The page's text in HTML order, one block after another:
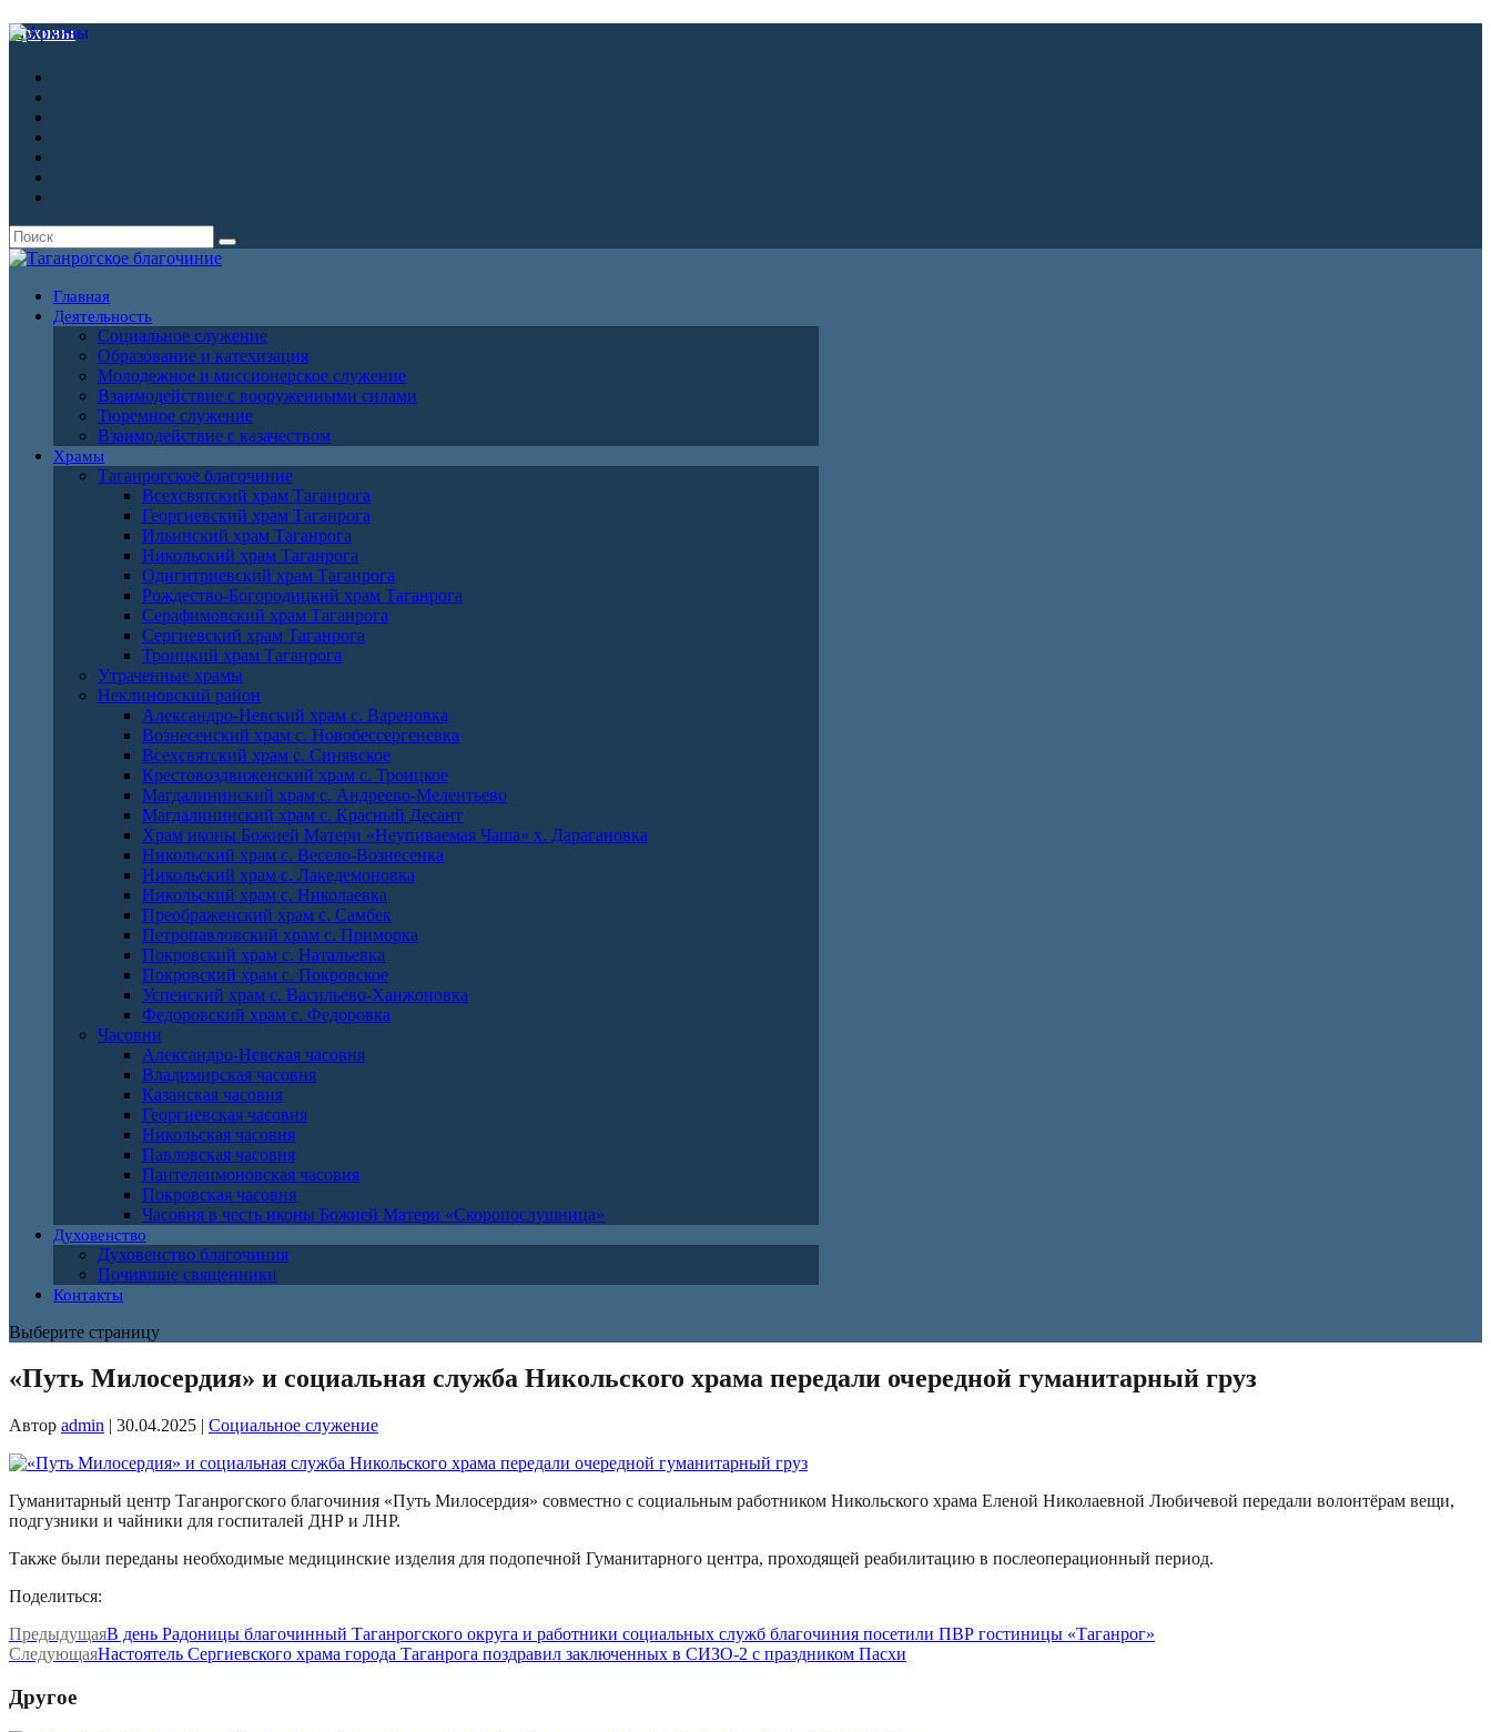
Архивы
Главная
Деятельность
Социальное служение
Образование и катехизация
Молодежное и миссионерское служение
Взаимодействие с вооруженными силами
Тюремное служение
Взаимодействие с казачеством
Храмы
Таганрогское благочиние
Всехсвятский храм Таганрога
Георгиевский храм Таганрога
Ильинский храм Таганрога
Никольский храм Таганрога
Одигитриевский храм Таганрога
Рождество-Богородицкий храм Таганрога
Серафимовский храм Таганрога
Сергиевский храм Таганрога
Троицкий храм Таганрога
Утраченные храмы
Неклиновский район
Александро-Невский храм с. Вареновка
Вознесенский храм с. Новобессергеневка
Всехсвятский храм с. Синявское
Крестовоздвиженский храм с. Троицкое
Магдалининский храм с. Андреево-Мелентьево
Магдалининский храм с. Красный Десант
Храм иконы Божией Матери «Неупиваемая Чаша» х. Дарагановка
Никольский храм с. Весело-Вознесенка
Никольский храм с. Лакедемоновка
Никольский храм с. Николаевка
Преображенский храм с. Самбек
Петропавловский храм с. Приморка
Покровский храм с. Натальевка
Покровский храм с. Покровское
Успенский храм с. Васильево-Ханжоновка
Федоровский храм с. Федоровка
Часовни
Александро-Невская часовня
Владимирская часовня
Казанская часовня
Георгиевская часовня
Никольская часовня
Павловская часовня
Пантелеимоновская часовня
Покровская часовня
Часовня в честь иконы Божией Матери «Скоропослушница»
Духовенство
Духовенство благочиния
Почившие священники
Контакты
Выберите страницу
«Путь Милосердия» и социальная служба Никольского храма передали очередной гуманитарный груз
Автор admin | 30.04.2025 | Социальное служение
Гуманитарный центр Таганрогского благочиния «Путь Милосердия» совместно с социальным работником Никольского храма Еленой Николаевной Любичевой передали волонтёрам вещи,
подгузники и чайники для госпиталей ДНР и ЛНР.
Также были переданы необходимые медицинские изделия для подопечной Гуманитарного центра, проходящей реабилитацию в послеоперационный период.
Поделиться:
ПредыдущаяВ день Радоницы благочинный Таганрогского округа и работники социальных служб благочиния посетили ПВР гостиницы «Таганрог»
СледующаяНастоятель Сергиевского храма города Таганрога поздравил заключенных в СИЗО-2 с праздником Пасхи
Другое